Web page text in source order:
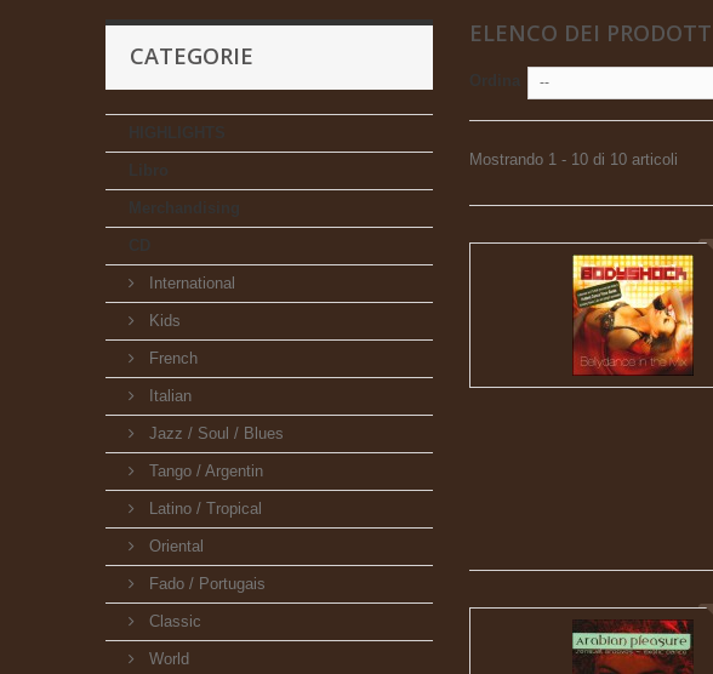
CATEGORIE
HIGHLIGHTS
International
Kids
French
Italian
Jazz / Soul / Blues
Tango / Argentin
Latino / Tropical
Oriental
Fado / Portugais
Classic
World
ELENCO DEI
--
Mostrando 1 - 10 di 10 articoli